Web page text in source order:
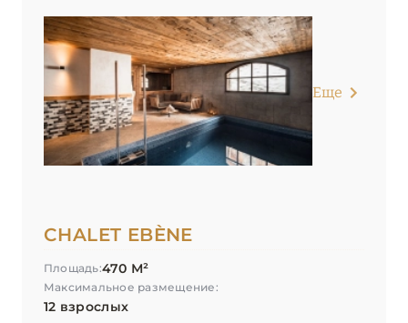
Еще
CHALET EBÈNE
Площадь:470 М²
Максимальное размещение:
12 взрослых